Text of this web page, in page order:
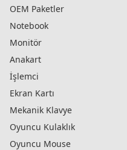
OEM Paketler
Notebook
Monitör
Anakart
İşlemci
Ekran Kartı
Mekanik Klavye
Oyuncu Kulaklık
Oyuncu Mouse